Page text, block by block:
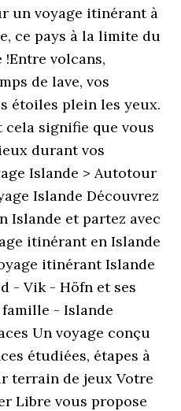
un voyage itinérant à
ce pays à la limite du
volcans,
de lave, vos
étoiles plein les yeux.
signifie que vous
durant vos
Islande > Autotour
Islande Découvrez
Islande et partez avec
itinérant en Islande
itinérant Islande
- Vik - Höfn et ses
- Islande
Un voyage conçu
étudiées, étapes à
terrain de jeux Votre
Libre vous propose